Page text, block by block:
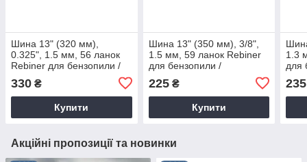
Шина 13" (320 мм),
0.325", 1.5 мм, 56 ланок
Rebiner для бензопили /
330 ₴
Купити
Шина 13" (350 мм), 3/8",
1.5 мм, 59 ланок Rebiner
для бензопили /
225₴
Купити
1.3
для
235
Акційні пропозиції та новинки